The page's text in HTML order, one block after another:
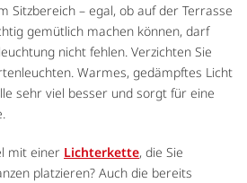
Sitzbereich – egal, ob auf der Terrasse
gemütlich machen können, darf
nicht fehlen. Verzichten Sie
Warmes, gedämpftes Licht
sehr viel besser und sorgt für eine
mit einer Lichterkette, die Sie
platzieren? Auch die bereits